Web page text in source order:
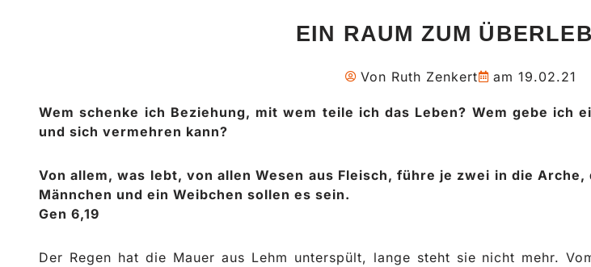
EIN RAUM ZUM
Von Ruth Zenkert am 19.02.21
Wem schenke ich Beziehung, mit wem teile ich das Leben? Wem gebe ich
und sich vermehren kann?
Von allem, was lebt, von allen Wesen aus Fleisch, führe je zwei in die
Männchen und ein Weibchen sollen es sein.
Gen 6,19
Der Regen hat die Mauer aus Lehm unterspült, lange steht sie nicht mehr.